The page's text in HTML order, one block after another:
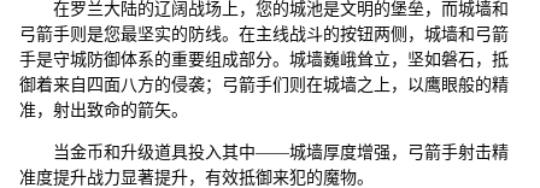
在罗兰大陆的辽阔战场上，您的城池是文明的堡垒，而城墙和
弓箭手则是您最坚实的防线。在主线战斗的按钮两侧，城墙和弓箭
手是守城防御体系的重要组成部分。城墙巍峨耸立，坚如磐石，抵
御着来自四面八方的侵袭；弓箭手们则在城墙之上，以鹰眼般的精
准，射出致命的箭矢。
当金币和升级道具投入其中——城墙厚度增强，弓箭手射击精
准度提升战力显著提升，有效抵御来犯的魔物。